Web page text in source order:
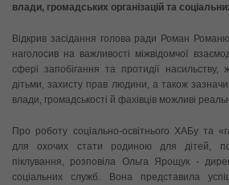
влади, громадських організацій та
Відкрив засідання голова ради Роман
наголосив на важливості міжвідомчої
сфері запобігання та протидії насильству,
дітьми, захисту прав людини, а також
влади, громадськості й фахівців можливі
Про роботу соціально-освітнього ХАБу та
для охочих стати родиною для дітей,
піклування, розповіла Ольга Ярощук -
соціальних служб. Вона представила